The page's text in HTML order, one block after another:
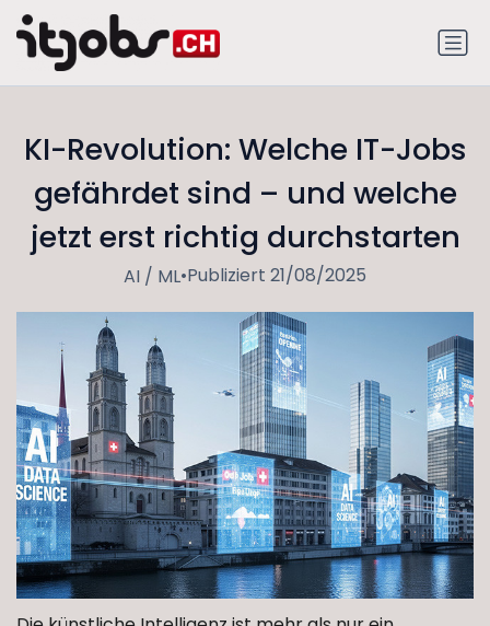
KI-Revolution: Welche IT-Jobs
gefährdet sind – und welche
jetzt erst richtig durchstarten
AI / ML•Publiziert 21/08/2025